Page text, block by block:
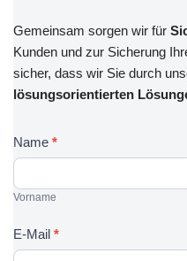
Gemeinsam sorgen wir für
Kunden und zur Sicherung
sicher, dass wir Sie durch
lösungsorientierten
K
o
n
t
a
k
Name *
V
o
n
a
Vorname
E-Mail *